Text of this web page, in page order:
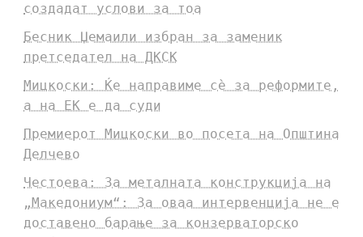
создадат услови за тоа
Бесник Џемаили избран за заменик
претседател на ДКСК
Мицкоски: Ќе направиме сè за реформите,
а на ЕК е да суди
Премиерот Мицкоски во посета на Општина
Делчево
Честоева: За металната конструкција на
„Македониум“: За оваа интервенција не е
доставено барање за конзерваторско